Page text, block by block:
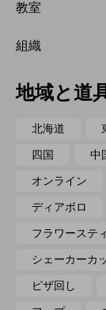
教室
組織
地域と道
北海道
四国 中
オンライン
ディアボロ
フラワーステ
シェーカーカ
ピザ回し